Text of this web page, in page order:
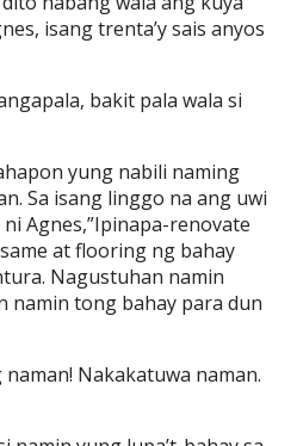
isang trenta’y sais anyos
bakit pala wala si
yung nabili naming
Sa isang linggo na ang uwi
Agnes,”Ipinapa-renovate
at flooring ng bahay
Nagustuhan namin
namin tong bahay para dun
naman! Nakakatuwa naman.